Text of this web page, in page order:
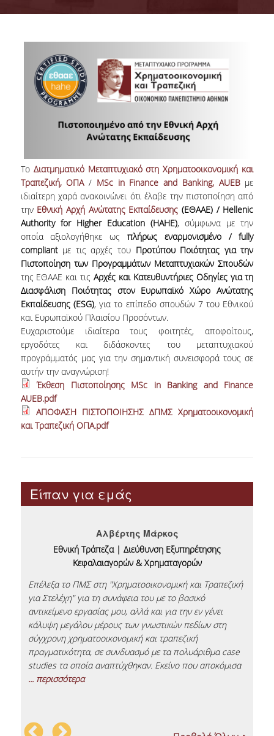
ΠΛΗΡΟΥΣ ΦΟΙΤΗΣΗΣ
ΠΡΟΓΡΑΜΜΑ ΜΑΘΗΜΑΤΩΝ
ΔΙΠΛΩΜΑΤΙΚΗ ΕΡΓΑΣΙΑ
ΔΙΑΡΚΕΙΑ ΣΠΟΥΔΩΝ
ΠΡΟΓΡΑΜΜΑ ΜΑΘΗΜΑΤΩΝ
ΔΙΠΛΩΜΑΤΙΚΗ ΕΡΓΑΣΙΑ
ΟΔΗΓΟΣ ΣΠΟΥΔΩΝ
ΔΙΔΑΣΚΟΝΤΕΣ
ΚΑΝΟΝΙΣΜΟΣ ΣΠΟΥΔΩΝ
ΣΥΜΒΟΥΛΟΣ ΣΠΟΥΔΩΝ
ΕΞΩΤΕΡΙΚΗ ΣΥΜΒΟΥΛΕΥΤΙΚΗ ΕΠΙΤΡΟΠΗ
ΔΙΔΑΚΤΡΑ
ΥΠΟΤΡΟΦΙΕΣ
ΣΥΝΑΨΗ ΣΥΝΕΡΓΑΣΙΑΣ ΜΕ ΤΡΑΠΕΖΑ
ΥΠΟΨΗΦΙΟΙ
ΔΙΑΔΙΚΑΣΙΑ ΑΙΤΗΣΕΩΝ
EΘΑΑΕ
CFA
ACCA
ΚΑΡΙΕΡΑ
ΕΡΕΥΝΑ
ΔΙΔΑΚΤΟΡΙΚΟ ΠΡΟΓΡΑΜΜΑ ΤΜΗΜΑΤΟΣ
Το Διατμηματικό Μεταπτυχιακό στη Χρηματοοικονομική και
Τραπεζική, ΟΠΑ/ MSc in Finance and Banking, AUEB με
ιδιαίτερη χαρά ανακοινώνει ότι έλαβε την πιστοποίηση από
την Εθνική Αρχή Ανώτατης Εκπαίδευσης (ΕΘΑΑΕ) / Hellenic
Authority for Higher Education (HAHE), σύμφωνα με την
οποία αξιολογήθηκε ως πλήρως εναρμονισμένο / fully
compliantμε τις αρχές του Προτύπου Ποιότητας για την
Πιστοποίηση των Προγραμμάτων Μεταπτυχιακών Σπουδών
της ΕΘΑΑΕ και τιςΑρχές και Κατευθυντήριες Οδηγίες για τη
Διασφάλιση Ποιότητας στον Ευρωπαϊκό Χώρο Ανώτατης
Εκπαίδευσης (ESG), για το επίπεδο σπουδών 7 του Εθνικού
και Ευρωπαϊκού Πλαισίου Προσόντων.
Ευχαριστούμε ιδιαίτερα τους φοιτητές, αποφοίτους,
εργοδότες και διδάσκοντες του μεταπτυχιακού
προγράμματός μας για την σημαντική συνεισφορά τους σε
αυτήν την αναγνώριση!
Έκθεση Πιστοποίησης MSc in Banking and Finance
AUEB.pdf
ΑΠΟΦΑΣΗ ΠΙΣΤΟΠΟΙΗΣΗΣ ΔΠΜΣ Χρηματοοικονομική
και Τραπεζική ΟΠΑ.pdf
Είπαν για εμάς
Αλβέρτης Μάρκος
Εθνική Τράπεζα | Διεύθυνση Εξυπηρέτησης
Κεφαλαιαγορών & Χρηματαγορών
Επέλεξα το ΠΜΣ στη "Χρηματοοικονομική και Τραπεζική
για Στελέχη" για τη συνάφεια του με το βασικό
αντικείμενο εργασίας μου, αλλά και για την εν γένει
κάλυψη μεγάλου μέρους των γνωστικών πεδίων στη
σύγχρονη χρηματοοικονομική και τραπεζική
πραγματικότητα, σε συνδυασμό με τα πολυάριθμα case
studies τα οποία αναπτύχθηκαν. Εκείνο που αποκόμισα
... περισσότερα